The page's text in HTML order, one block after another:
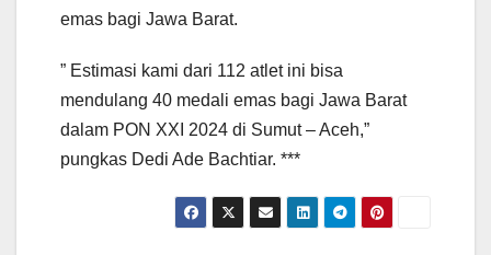
emas bagi Jawa Barat.
” Estimasi kami dari 112 atlet ini bisa
mendulang 40 medali emas bagi Jawa Barat
dalam PON XXI 2024 di Sumut – Aceh,”
pungkas Dedi Ade Bachtiar. ***